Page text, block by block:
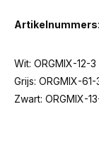
Artikelnummers:
Wit: ORGMIX-12-3
Grijs: ORGMIX-61-
Zwart: ORGMIX-